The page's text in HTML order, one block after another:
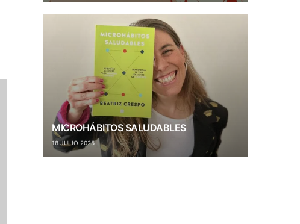
MICROHÁBITOS SALUDABLES
18 JULIO 2025